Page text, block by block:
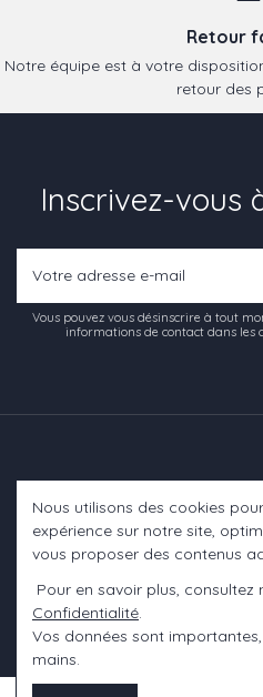
Retour
Notre équipe est à votre
retour des
Inscrivez-vous
Vous pouvez vous désinscrire à tout
informations de contact dans les
Informations
Contact us
Nous utilisons des cookies
expérience sur notre site,
vous proposer des contenus
Pour en savoir plus, consultez
Confidentialité.
Vos données sont
mains.